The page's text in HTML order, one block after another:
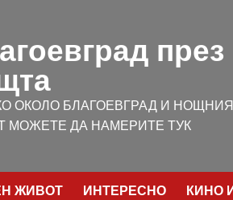
през
ОКОЛО БЛАГОЕВГРАД И
МОЖЕТЕ ДА НАМЕРИТЕ ТУК
ЖИВОТ ИНТЕРЕСНО КИНО